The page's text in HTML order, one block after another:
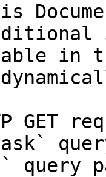
in
GET
query